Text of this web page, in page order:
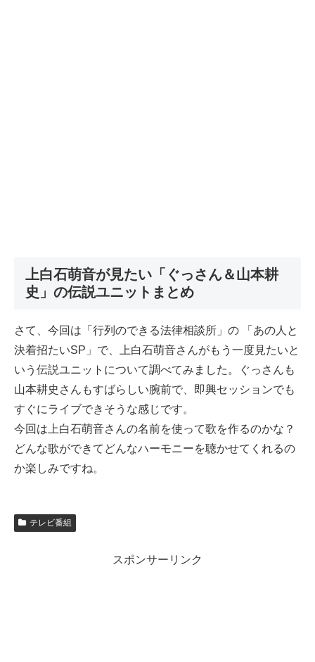
上白石萌音が見たい「ぐっさん＆山本耕
史」の伝説ユニットまとめ
さて、今回は「行列のできる法律相談所」の 「あの人と
決着招たいSP」で、上白石萌音さんがもう一度見たいと
いう伝説ユニットについて調べてみました。ぐっさんも
山本耕史さんもすばらしい腕前で、即興セッションでも
すぐにライブできそうな感じです。
今回は上白石萌音さんの名前を使って歌を作るのかな？
どんな歌ができてどんなハーモニーを聴かせてくれるの
か楽しみですね。
テレビ番組
スポンサーリンク